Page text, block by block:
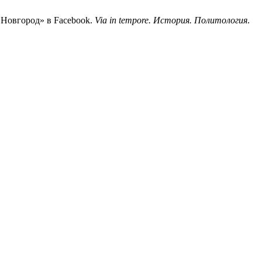
в Facebook. Via in tempore. История. Политология.